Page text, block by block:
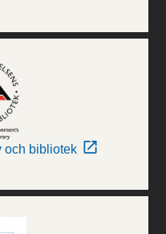
och bibliotek